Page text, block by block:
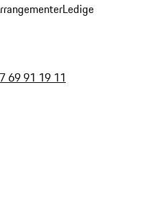
Ledige
69 91 19 11